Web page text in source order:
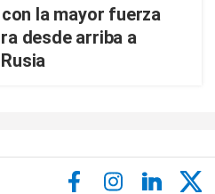
la mayor fuerza
desde arriba a